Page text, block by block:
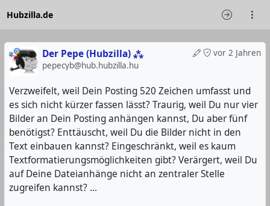
Hubzilla.de
vor 2 Jahren
Der Pepe (Hubzilla) ⁂
pepecyb@hub.hubzilla.hu
Verzweifelt, weil Dein Posting 520 Zeichen umfasst und
es sich nicht kürzer fassen lässt? Traurig, weil Du nur vier
Bilder an Dein Posting anhängen kannst, Du aber fünf
benötigst? Enttäuscht, weil Du die Bilder nicht in den
Text einbauen kannst? Eingeschränkt, weil es kaum
Textformatierungsmöglichkeiten gibt? Verärgert, weil Du
auf Deine Dateianhänge nicht an zentraler Stelle
zugreifen kannst? ...